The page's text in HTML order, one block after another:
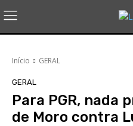
Início GERAL
GERAL
Para PGR, nada
de Moro contra